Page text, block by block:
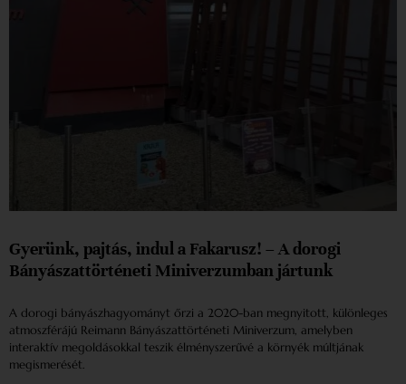
Gyerünk, pajtás, indul a Fakarusz! – A dorogi
Bányászattörténeti Miniverzumban jártunk
A dorogi bányászhagyományt őrzi a 2020-ban megnyitott, különleges
atmoszférájú Reimann Bányászattörténeti Miniverzum, amelyben
interaktív megoldásokkal teszik élményszerűvé a környék múltjának
megismerését.